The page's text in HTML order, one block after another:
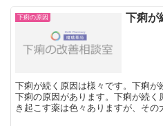
下痢の原因 下痢が
下痢が続く原因は様々です。下痢
下痢の原因があります。下痢が続く
き起こす薬は色々ありますが、その